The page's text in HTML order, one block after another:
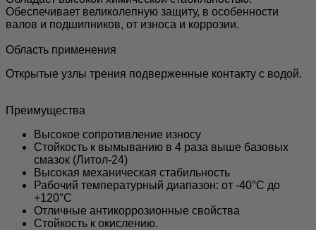
Обеспечивает великолепную защиту, в особенности
валов и подшипников, от износа и коррозии.
Область применения
Открытые узлы трения подверженные контакту с водой.
Преимущества
Высокое сопротивление износу
Стойкость к вымыванию в 4 раза выше базовых
смазок (Литол-24)
Высокая механическая стабильность
Рабочий температурный диапазон: от -40°C до
+120°C
Отличные антикоррозионные свойства
Стойкость к окислению.